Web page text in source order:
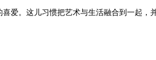
爱。这儿习惯把艺术与生活融合到一起，